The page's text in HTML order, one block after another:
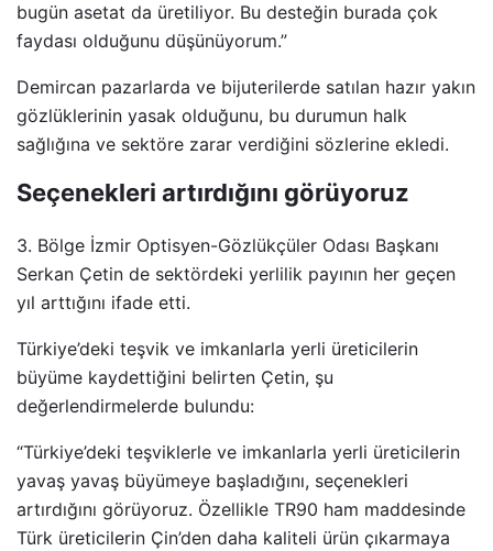
bugün asetat da üretiliyor. Bu desteğin burada çok
faydası olduğunu düşünüyorum.”
Demircan pazarlarda ve bijuterilerde satılan hazır yakın
gözlüklerinin yasak olduğunu, bu durumun halk
sağlığına ve sektöre zarar verdiğini sözlerine ekledi.
Seçenekleri artırdığını görüyoruz
3. Bölge İzmir Optisyen-Gözlükçüler Odası Başkanı
Serkan Çetin de sektördeki yerlilik payının her geçen
yıl arttığını ifade etti.
Türkiye’deki teşvik ve imkanlarla yerli üreticilerin
büyüme kaydettiğini belirten Çetin, şu
değerlendirmelerde bulundu:
“Türkiye’deki teşviklerle ve imkanlarla yerli üreticilerin
yavaş yavaş büyümeye başladığını, seçenekleri
artırdığını görüyoruz. Özellikle TR90 ham maddesinde
Türk üreticilerin Çin’den daha kaliteli ürün çıkarmaya